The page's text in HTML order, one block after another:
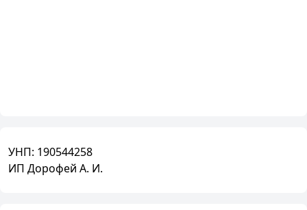
УНП: 190544258
ИП Дорофей А. И.